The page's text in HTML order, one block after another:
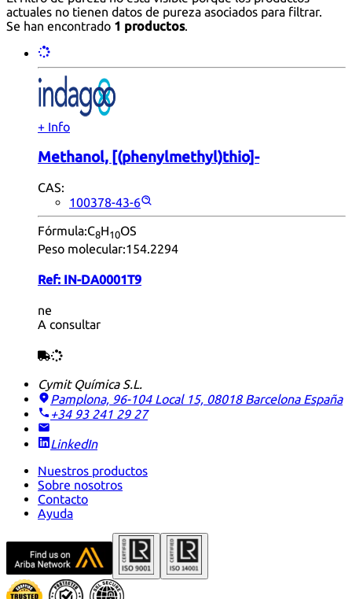
actuales no tienen datos de pureza asociados para filtrar.
Se han encontrado 1 productos.
+ Info
Methanol, [(phenylmethyl)thio]-
CAS:
100378-43-6
Fórmula:C8H10OS
Peso molecular:154.2294
Ref: IN-DA0001T9
ne
A consultar
Cymit Química S.L.
Pamplona, 96-104 Local 15, 08018 Barcelona España
+34 93 241 29 27
LinkedIn
Nuestros productos
Sobre nosotros
Contacto
Ayuda